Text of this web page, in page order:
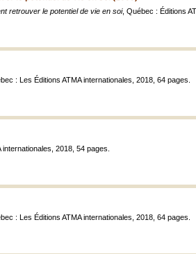
retrouver le potentiel de vie en soi, Québec : Éditions
: Les Éditions ATMA internationales, 2018, 64 pages.
internationales, 2018, 54 pages.
: Les Éditions ATMA internationales, 2018, 64 pages.